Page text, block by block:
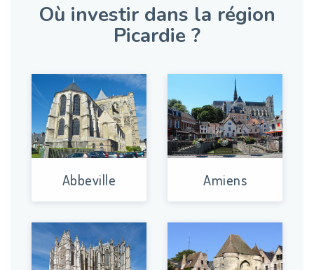
Où investir dans la région
Picardie ?
Abbeville Amiens